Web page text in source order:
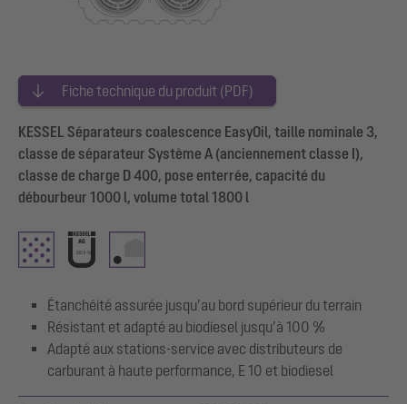
Fiche technique du produit (PDF)
KESSEL Séparateurs coalescence EasyOil, taille nominale 3,
classe de séparateur Système A (anciennement classe I),
classe de charge D 400, pose enterrée, capacité du
débourbeur 1000 l, volume total 1800 l
Étanchéité assurée jusqu’au bord supérieur du terrain
Résistant et adapté au biodiesel jusqu’à 100 %
Adapté aux stations-service avec distributeurs de
carburant à haute performance, E 10 et biodiesel